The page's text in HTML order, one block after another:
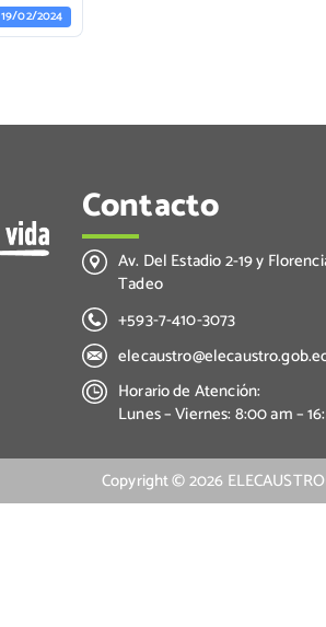
19/02/2024
Contacto
Av. Del Estadio 2-19 y
Tadeo
+593-7-410-3073
Horario de Atención:
Lunes – Viernes: 8:00 am –
Copyright ©2026 ELECAUSTRO